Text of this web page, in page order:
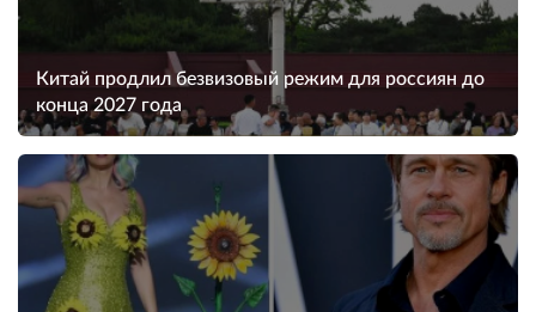
Китай продлил безвизовый режим для россиян до
конца 2027 года